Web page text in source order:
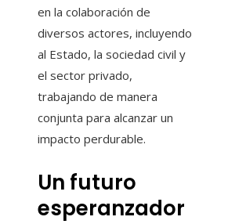
en la colaboración de
diversos actores, incluyendo
al Estado, la sociedad civil y
el sector privado,
trabajando de manera
conjunta para alcanzar un
impacto perdurable.
Un futuro
esperanzador